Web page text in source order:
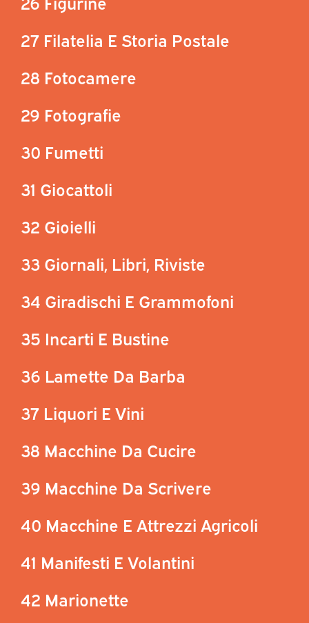
27 Filatelia E Storia Postale
28 Fotocamere
29 Fotografie
30 Fumetti
31 Giocattoli
32 Gioielli
33 Giornali, Libri, Riviste
34 Giradischi E Grammofoni
35 Incarti E Bustine
36 Lamette Da Barba
37 Liquori E Vini
38 Macchine Da Cucire
39 Macchine Da Scrivere
40 Macchine E Attrezzi Agricoli
41 Manifesti E Volantini
42 Marionette